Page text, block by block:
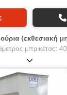
(εκθεσιακή
μπρικέτας:
πίεσης
δοχείου: 1.044 x
υδραυλικής
5 ώρες